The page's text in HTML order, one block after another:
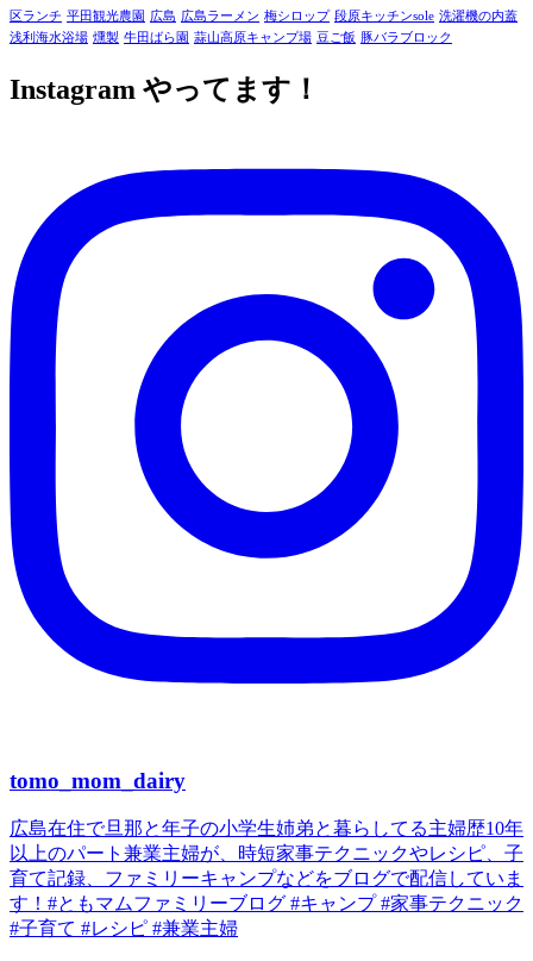
区ランチ 平田観光農園 広島 広島ラーメン 梅シロップ 段原キッチンsole 洗濯機の内蓋
浅利海水浴場 燻製 牛田ばら園 蒜山高原キャンプ場 豆ご飯 豚バラブロック
Instagram やってます！
tomo_mom_dairy
広島在住で旦那と年子の小学生姉弟と暮らしてる主婦歴10年
以上のパート兼業主婦が、時短家事テクニックやレシピ、子
育て記録、ファミリーキャンプなどをブログで配信していま
す！#ともマムファミリーブログ #キャンプ #家事テクニック
#子育て #レシピ #兼業主婦